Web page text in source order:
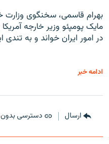
بهرام قاسمی، سخنگوی وزارت
مایک پومپئو وزیر خارجه
در امور ایران خواند و به
ادامه خبر
ارسال دسترسی